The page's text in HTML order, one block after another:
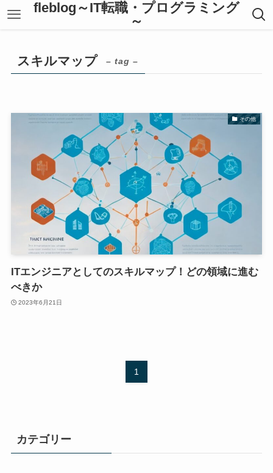
fleblog～IT転職・プログラミング
～
スキルマップ – tag –
その他
ITエンジニアとしてのスキルマップ！どの領域に進む
べきか
2023年6月21日
1
カテゴリー